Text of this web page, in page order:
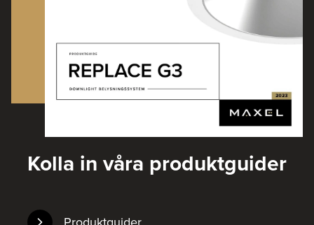
Kolla in våra produktguider